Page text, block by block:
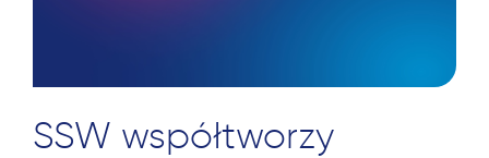
SSW współtworzy